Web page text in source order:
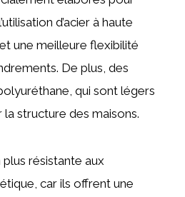
d’acier à haute
une meilleure flexibilité
De plus, des
qui sont légers
structure des maisons.
résistante aux
car ils offrent une